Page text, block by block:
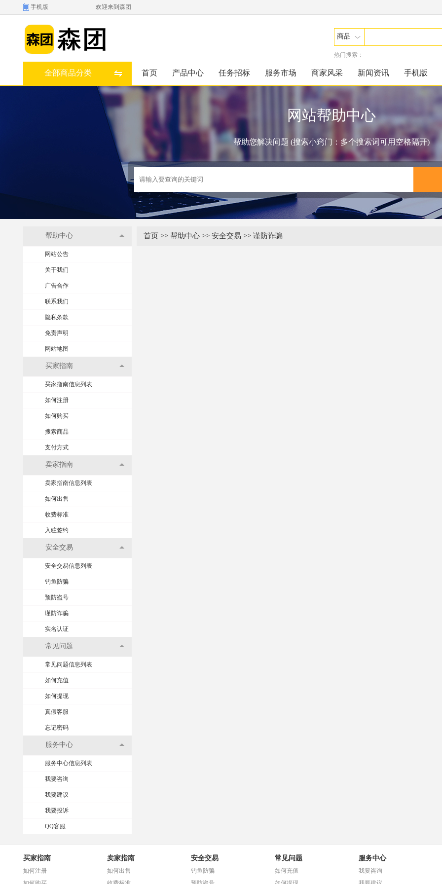
手机版 欢迎来到森团
商品
热门搜索：
全部商品分类 首页 产品中心 任务招标 服务市场 商家风采 新闻资讯 手机版
网站帮助中心
帮助您解决问题 (搜索小窍门：多个搜索词可用空格隔开)
帮助中心
网站公告
关于我们
广告合作
联系我们
隐私条款
免责声明
网站地图
买家指南
买家指南信息列表
如何注册
如何购买
搜索商品
支付方式
卖家指南
卖家指南信息列表
如何出售
收费标准
入驻签约
安全交易
安全交易信息列表
钓鱼防骗
预防盗号
谨防诈骗
实名认证
常见问题
常见问题信息列表
如何充值
如何提现
真假客服
忘记密码
服务中心
服务中心信息列表
我要咨询
我要建议
我要投诉
QQ客服
首页 >> 帮助中心 >> 安全交易 >> 谨防诈骗
买家指南
如何注册
卖家指南
如何出售
安全交易
钓鱼防骗
常见问题
如何充值
服务中心
我要咨询